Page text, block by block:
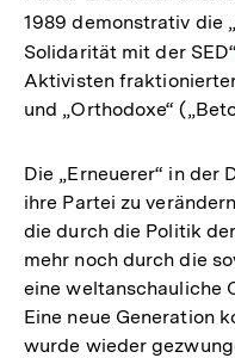
der
Fußnote
1989 demonstrativ die
Solidarität mit der
Aktivisten
und „Orthodoxe“
Die „Erneuerer“ in der
ihre Partei zu
die durch die Politik
mehr noch durch die
eine weltanschauliche
Eine neue Generation
wurde wieder